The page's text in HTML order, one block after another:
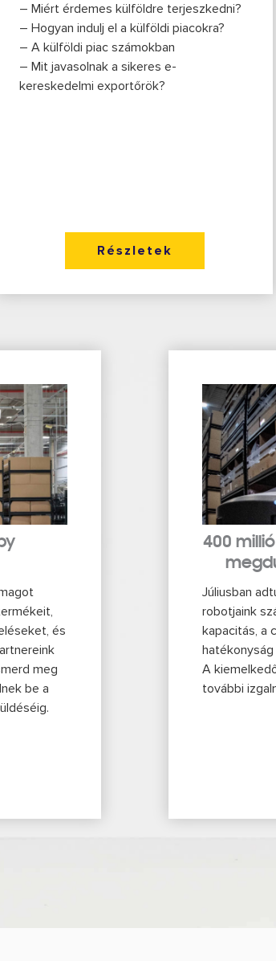
– Miért érdemes külföldre terjeszkedni?
– Hogyan indulj el a külföldi piacokra?
– A külföldi piac számokban
– Mit javasolnak a sikeres e-
kereskedelmi exportőrök?
Részletek
és
meg
be a
400
Júliusban
robotjaink
kapacitás, a
A
további